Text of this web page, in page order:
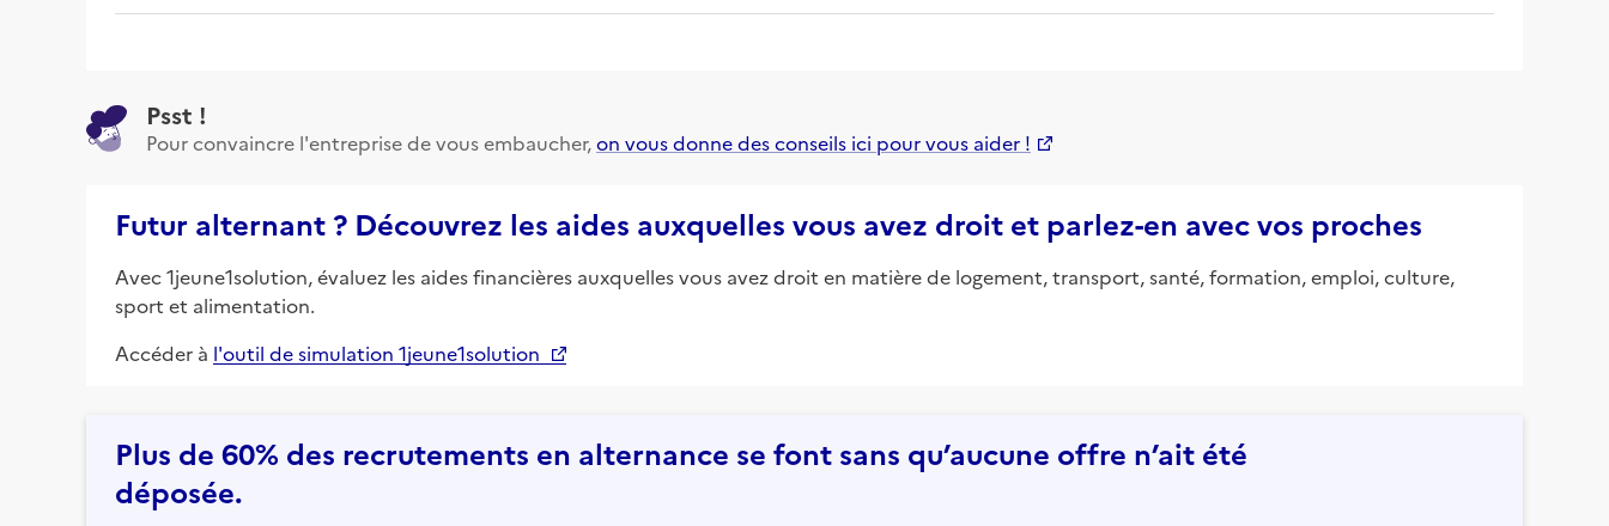
Psst !
Pour convaincre l'entreprise de vous embaucher,on vous donne des conseils ici pour vous aider !
Futur alternant ? Découvrez les aides auxquelles vous avez droit et parlez-en avec vos proches
Avec 1jeune1solution, évaluez les aides financières auxquelles vous avez droit en matière de logement, transport, santé, formation, emploi, culture,
sport et alimentation.
Accéder à l'outil de simulation 1jeune1solution
Plus de 60% des recrutements en alternance se font sans qu’aucune offre n’ait été
déposée.